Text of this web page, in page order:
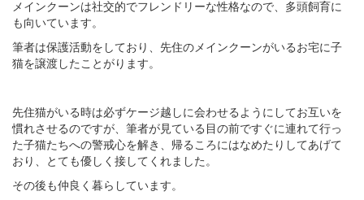
メインクーンは社交的でフレンドリーな性格なので、多頭飼育に
も向いています。
筆者は保護活動をしており、先住のメインクーンがいるお宅に子
猫を譲渡したことがります。
先住猫がいる時は必ずケージ越しに会わせるようにしてお互いを
慣れさせるのですが、筆者が見ている目の前ですぐに連れて行っ
た子猫たちへの警戒心を解き、帰るころにはなめたりしてあげて
おり、とても優しく接してくれました。
その後も仲良く暮らしています。